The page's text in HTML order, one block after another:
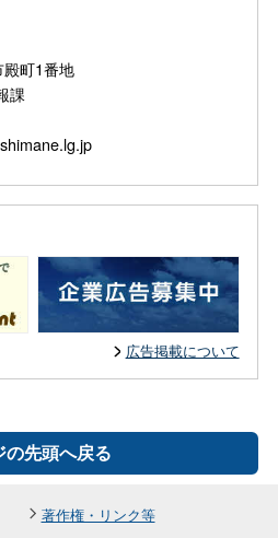
町1番地
課
広告掲載について
の先頭へ戻る
著作権・リンク等